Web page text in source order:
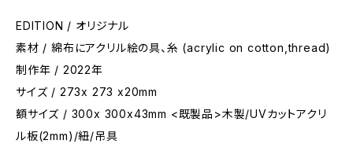
EDITION / オリジナル
素材 / 綿布にアクリル絵の具、糸 (acrylic on cotton,thread)
制作年 / 2022年
サイズ / 273x 273 x20mm
額サイズ / 300x 300x43mm <既製品>木製/UVカットアクリ
ル板(2mm)/紐/吊具